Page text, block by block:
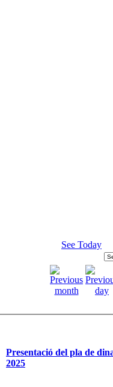
See Today
Presentació del pla de
2025